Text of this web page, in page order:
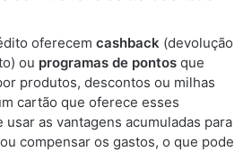
oferecem cashback (devolução
ou programas de pontos que
produtos, descontos ou milhas
cartão que oferece esses
as vantagens acumuladas para
compensar os gastos, o que pode